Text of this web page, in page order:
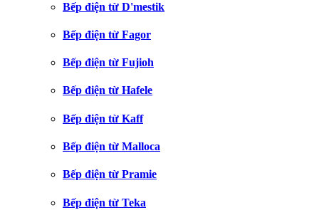
Bếp điện từ D'mestik
Bếp điện từ Fagor
Bếp điện từ Fujioh
Bếp điện từ Hafele
Bếp điện từ Kaff
Bếp điện từ Malloca
Bếp điện từ Pramie
Bếp điện từ Teka